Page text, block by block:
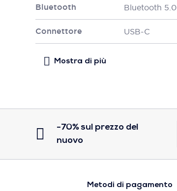
Bluetooth Bluetooth 5.0
Connettore USB-C
-70% sul prezzo del
nuovo
Metodi di pagamento